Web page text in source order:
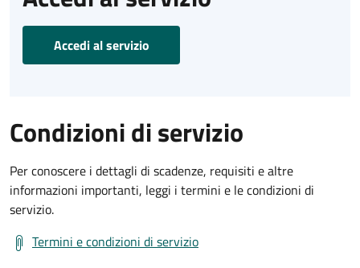
Accedi al servizio
Condizioni di servizio
Per conoscere i dettagli di scadenze, requisiti e altre
informazioni importanti, leggi i termini e le condizioni di
servizio.
Termini e condizioni di servizio